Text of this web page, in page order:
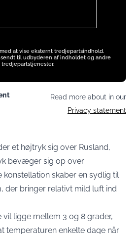
at vise eksternt tredjepartsindhold.
til udbyderen af indholdet og andre
tredjepartstjenester.
Read more about in our
Privacy statement
et højtryk sig over Rusland,
bevæger sig op over
konstellation skaber en sydlig til
der bringer relativt mild luft ind
ligge mellem 3 og 8 grader,
temperaturen enkelte dage når